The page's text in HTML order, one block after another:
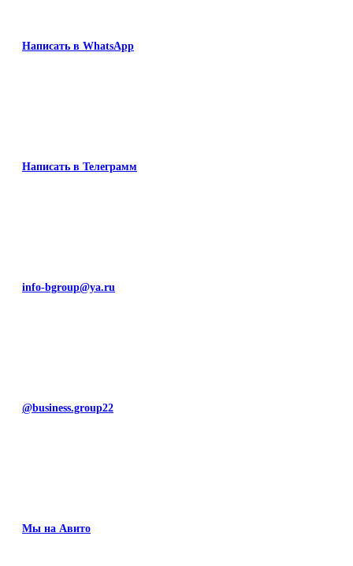
Написать в WhatsApp
Написать в Телеграмм
info-bgroup@ya.ru
@business.group22
Мы на Авито